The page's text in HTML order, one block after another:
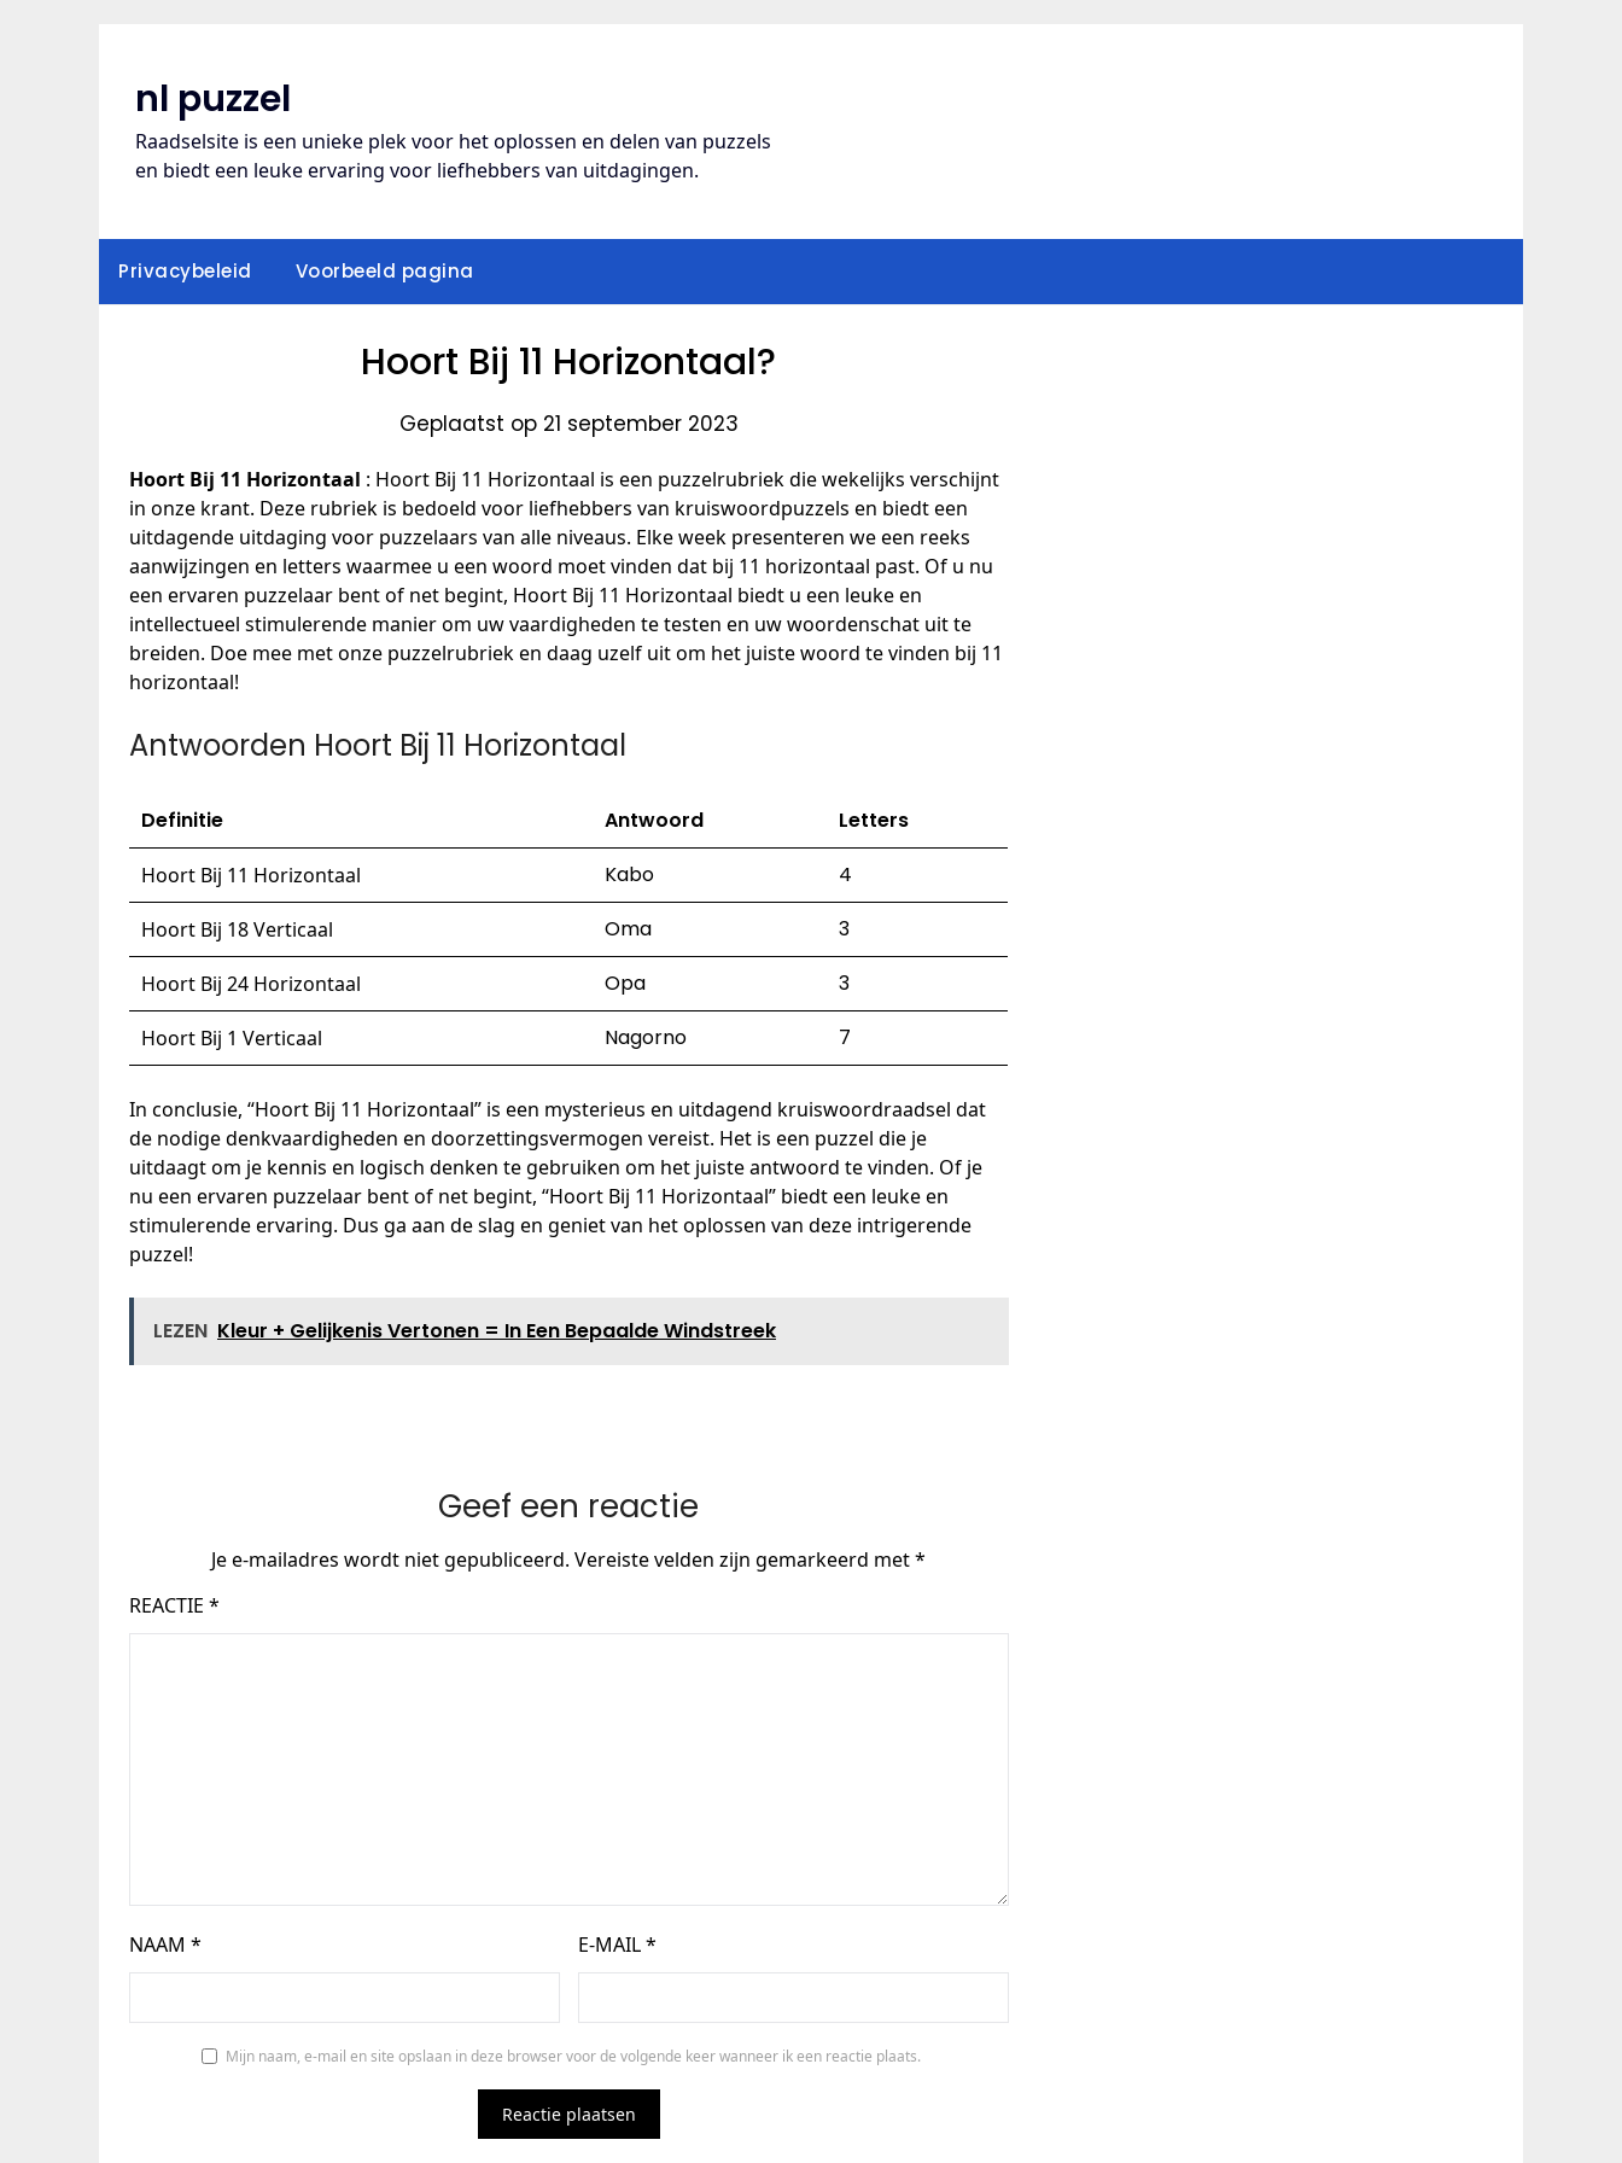
nl puzzel
Raadselsite is een unieke plek voor het oplossen en delen van puzzels
en biedt een leuke ervaring voor liefhebbers van uitdagingen.
Privacybeleid Voorbeeld pagina
Hoort Bij 11 Horizontaal?
Geplaatst op 21 september 2023
Hoort Bij 11 Horizontaal : Hoort Bij 11 Horizontaal is een puzzelrubriek die wekelijks verschijnt
in onze krant. Deze rubriek is bedoeld voor liefhebbers van kruiswoordpuzzels en biedt een
uitdagende uitdaging voor puzzelaars van alle niveaus. Elke week presenteren we een reeks
aanwijzingen en letters waarmee u een woord moet vinden dat bij 11 horizontaal past. Of u nu
een ervaren puzzelaar bent of net begint, Hoort Bij 11 Horizontaal biedt u een leuke en
intellectueel stimulerende manier om uw vaardigheden te testen en uw woordenschat uit te
breiden. Doe mee met onze puzzelrubriek en daag uzelf uit om het juiste woord te vinden bij 11
horizontaal!
Antwoorden Hoort Bij 11 Horizontaal
Definitie Antwoord Letters
Hoort Bij 11 Horizontaal Kabo 4
Hoort Bij 18 Verticaal Oma 3
Hoort Bij 24 Horizontaal Opa 3
Hoort Bij 1 Verticaal Nagorno 7
In conclusie, “Hoort Bij 11 Horizontaal” is een mysterieus en uitdagend kruiswoordraadsel dat
de nodige denkvaardigheden en doorzettingsvermogen vereist. Het is een puzzel die je
uitdaagt om je kennis en logisch denken te gebruiken om het juiste antwoord te vinden. Of je
nu een ervaren puzzelaar bent of net begint, “Hoort Bij 11 Horizontaal” biedt een leuke en
stimulerende ervaring. Dus ga aan de slag en geniet van het oplossen van deze intrigerende
puzzel!
LEZEN Kleur + Gelijkenis Vertonen = In Een Bepaalde Windstreek
Geef een reactie
Je e-mailadres wordt niet gepubliceerd. Vereiste velden zijn gemarkeerd met*
REACTIE *
NAAM * E-MAIL*
Mijn naam, e-mail en site opslaan in deze browser voor de volgende keer wanneer ik een reactie plaats.